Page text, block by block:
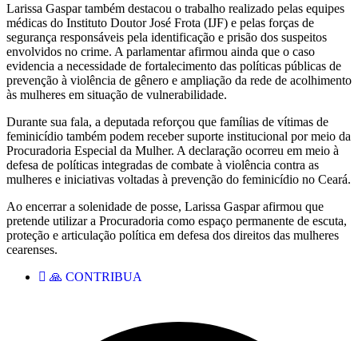
Larissa Gaspar também destacou o trabalho realizado pelas equipes
médicas do Instituto Doutor José Frota (IJF) e pelas forças de
segurança responsáveis pela identificação e prisão dos suspeitos
envolvidos no crime. A parlamentar afirmou ainda que o caso
evidencia a necessidade de fortalecimento das políticas públicas de
prevenção à violência de gênero e ampliação da rede de acolhimento
às mulheres em situação de vulnerabilidade.
Durante sua fala, a deputada reforçou que famílias de vítimas de
feminicídio também podem receber suporte institucional por meio da
Procuradoria Especial da Mulher. A declaração ocorreu em meio à
defesa de políticas integradas de combate à violência contra as
mulheres e iniciativas voltadas à prevenção do feminicídio no Ceará.
Ao encerrar a solenidade de posse, Larissa Gaspar afirmou que
pretende utilizar a Procuradoria como espaço permanente de escuta,
proteção e articulação política em defesa dos direitos das mulheres
cearenses.
🙏 CONTRIBUA